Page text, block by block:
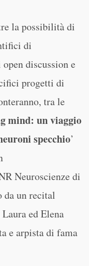
la possibilità di
di
discussion e
progetti di
tra le
mind: un viaggio
specchio’
Neuroscienze di
da un recital
ed Elena
e arpista di fama